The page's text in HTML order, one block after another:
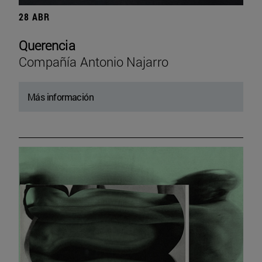
28 ABR
Querencia
Compañía Antonio Najarro
Más información